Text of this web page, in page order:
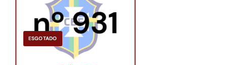
ESGOTADO